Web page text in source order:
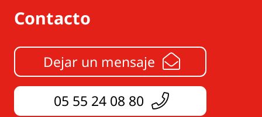
Contacto
Dejar un mensaje
05 55 24 08 80